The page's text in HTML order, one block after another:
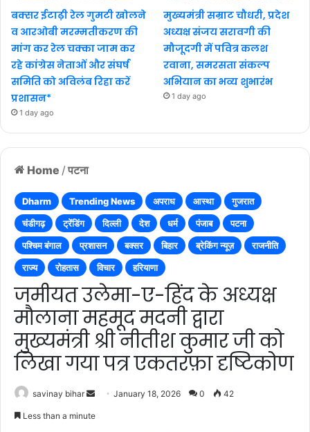
Home / पटना
Dharm Trending News अपराध आस्था
गुजरात
चंडीगढ़
ट्रेंडिंग दिल्ली देश धर्म पंजाब
पटना
पश्चिम बंगाल
प्रशासन बक्सर बिहार ब्रेकिंग न्यूज़
राजनीति
राज्य
रोहतास विचार हरियाणा
जमीयत उलेमा-ए-हिंद के अध्यक्ष
मौलाना महमूद मदनी द्वारा
मुख्यमंत्री श्री नीतीश कुमार जी को
लिखा गया पत्र एकतरफ़ा दृष्टिकोण
savinay bihar
Send January 18, 2026 0 42
Less than a minute
बक्सर ईटाढ़ी रेल गुमटी खोलने
व आरओबी मरम्मतीकरण की
मांग कर रेल चक्का जाम कर
रहे कांग्रेस नेताओं और संघर्ष
समिति को अविलंब रिहा करें
प्रशासन*
1 day ago
मुख्यमंत्री सम्राट चौधरी, प्रदेश
अध्यक्ष संजय सरावगी की
मौजूदगी में पवित्र कलश
रवाना, समरसता संकल्प
अभियान का भव्य शुभारंभ
1 day ago